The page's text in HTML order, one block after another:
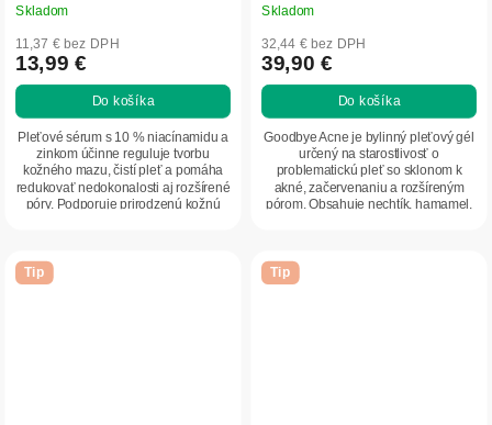
Skladom
11,37 € bez DPH
13,99 €
Do košíka
Pleťové sérum s 10 % niacínamidu a
zinkom účinne reguluje tvorbu
kožného mazu, čistí pleť a pomáha
redukovať nedokonalosti aj rozšírené
póry. Podporuje prirodzenú kožnú
Skladom
32,44 € bez DPH
39,90 €
Do košíka
Goodbye Acne je bylinný pleťový gél
určený na starostlivosť o
problematickú pleť so sklonom k
akné, začervenaniu a rozšíreným
pórom. Obsahuje nechtík, hamamel,
Tip Tip